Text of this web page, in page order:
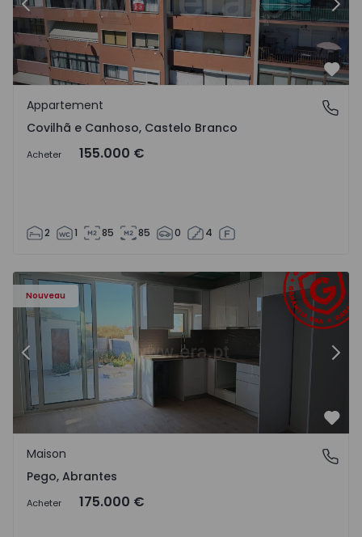
Précédent
Covilhã e Canhoso, Castelo Branco
Appartement
Covilhã e Canhoso, Castelo Branco
Acheter 155.000 €
2 1 85 85 0 4
Nouveau
Maison T2 Abrantes, Pego - 1575171 - 9
Précédent
Pego, Abrantes
Maison
Pego, Abrantes
Acheter 175.000 €